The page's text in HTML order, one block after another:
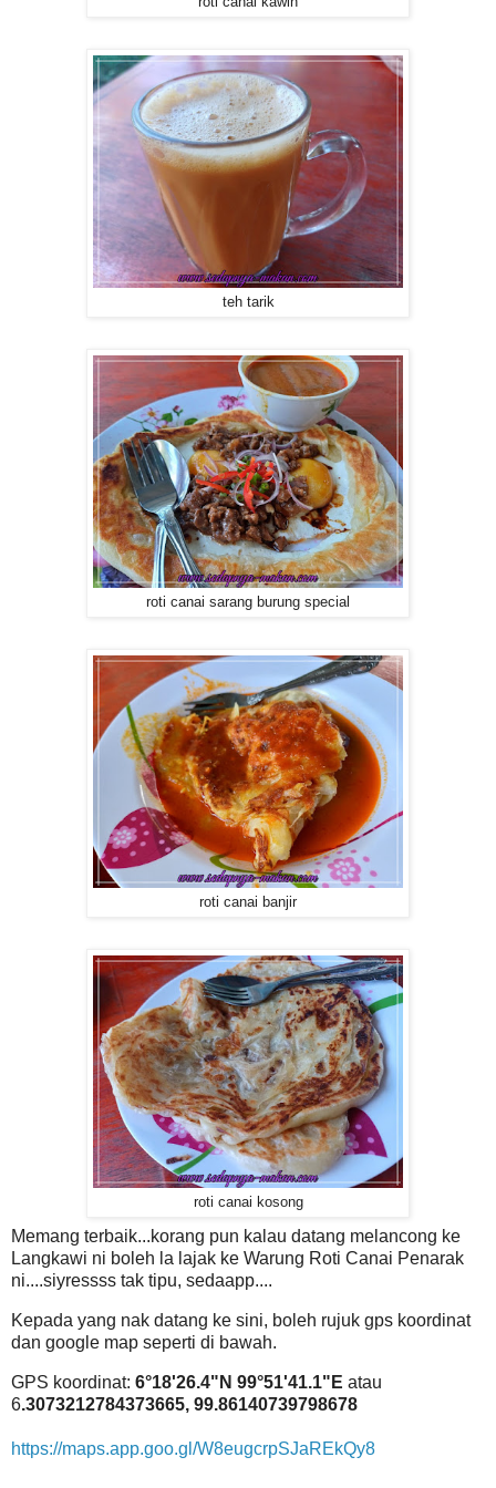
teh tarik
roti canai sarang burung special
roti canai banjir
roti canai kosong
Memang terbaik...korang pun kalau datang melancong ke
Langkawi ni boleh la lajak ke Warung Roti Canai Penarak
ni....siyressss tak tipu, sedaapp....
Kepada yang nak datang ke sini, boleh rujuk gps koordinat
dan google map seperti di bawah.
GPS koordinat: 6°18'26.4"N 99°51'41.1"E atau
6.3073212784373665, 99.86140739798678
https://maps.app.goo.gl/W8eugcrpSJaREkQy8